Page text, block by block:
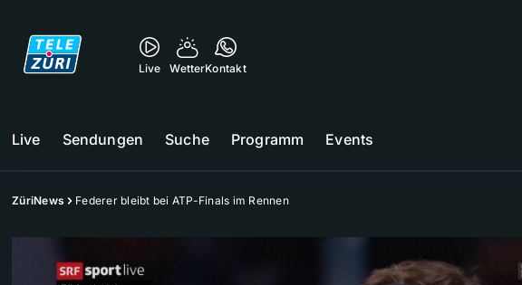
Live WetterKontakt
Live Sendungen Suche Programm Events
ZüriNews Federer bleibt bei ATP-Finals im Rennen